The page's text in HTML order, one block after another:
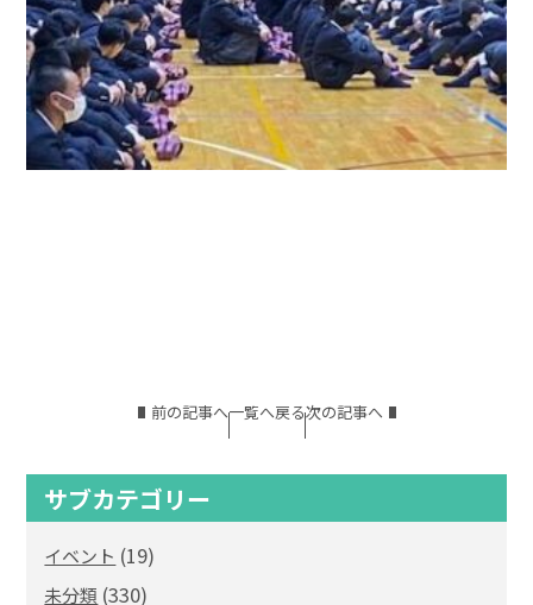
前の記事へ一覧へ戻る次の記事へ
サブカテゴリー
イベント (19)
未分類 (330)